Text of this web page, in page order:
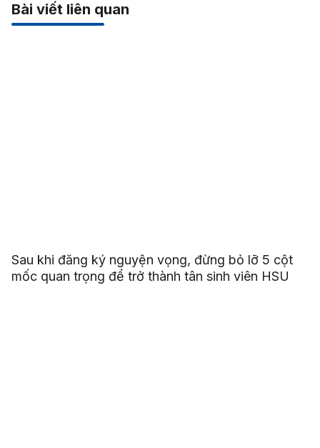
Bài viết liên quan
Sau khi đăng ký nguyện vọng, đừng bỏ lỡ 5 cột
mốc quan trọng để trở thành tân sinh viên HSU